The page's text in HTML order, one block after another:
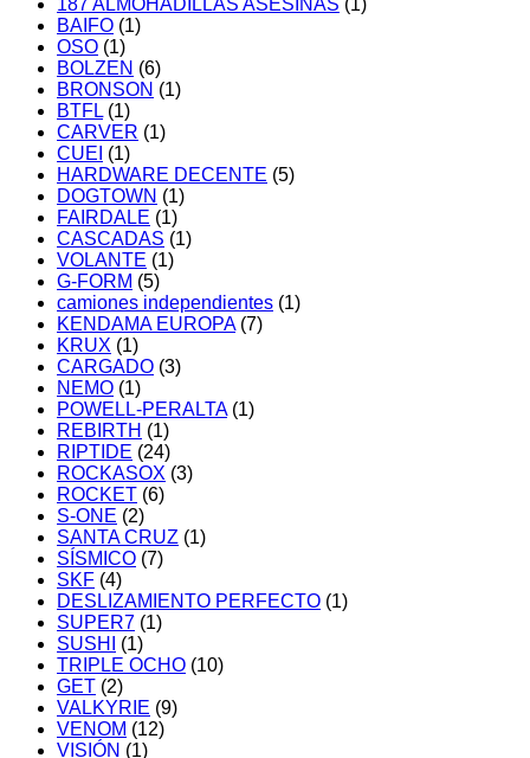
187 ALMOHADILLAS ASESINAS (1)
BAIFO (1)
OSO (1)
BOLZEN (6)
BRONSON (1)
BTFL (1)
CARVER (1)
CUEI (1)
HARDWARE DECENTE (5)
DOGTOWN (1)
FAIRDALE (1)
CASCADAS (1)
VOLANTE (1)
G-FORM (5)
camiones independientes (1)
KENDAMA EUROPA (7)
KRUX (1)
CARGADO (3)
NEMO (1)
POWELL-PERALTA (1)
REBIRTH (1)
RIPTIDE (24)
ROCKASOX (3)
ROCKET (6)
S-ONE (2)
SANTA CRUZ (1)
SÍSMICO (7)
SKF (4)
DESLIZAMIENTO PERFECTO (1)
SUPER7 (1)
SUSHI
(1)
TRIPLE OCHO (10)
GET (2)
VALKYRIE (9)
VENOM (12)
VISIÓN (1)